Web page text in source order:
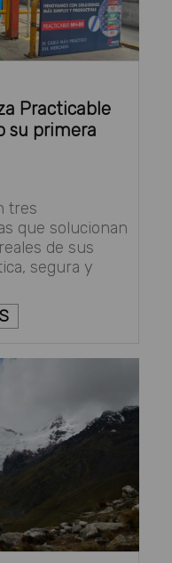
Practicable
su primera
tres
que solucionan
de sus
segura y